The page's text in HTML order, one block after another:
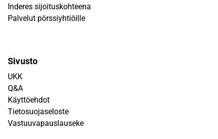
Inderes sijoituskohteena
Palvelut pörssiyhtiöille
Sivusto
UKK
Q&A
Käyttöehdot
Tietosuojaseloste
Vastuuvapauslauseke